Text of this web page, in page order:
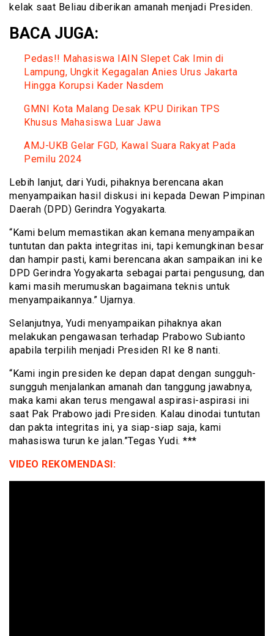
kelak saat Beliau diberikan amanah menjadi Presiden.
BACA JUGA:
Pedas!! Mahasiswa IAIN Slepet Cak Imin di
Lampung, Ungkit Kegagalan Anies Urus Jakarta
Hingga Korupsi Kader Nasdem
GMNI Kota Malang Desak KPU Dirikan TPS
Khusus Mahasiswa Luar Jawa
AMJ-UKB Gelar FGD, Kawal Suara Rakyat Pada
Pemilu 2024
Lebih lanjut, dari Yudi, pihaknya berencana akan
menyampaikan hasil diskusi ini kepada Dewan Pimpinan
Daerah (DPD) Gerindra Yogyakarta.
“Kami belum memastikan akan kemana menyampaikan
tuntutan dan pakta integritas ini, tapi kemungkinan besar
dan hampir pasti, kami berencana akan sampaikan ini ke
DPD Gerindra Yogyakarta sebagai partai pengusung, dan
kami masih merumuskan bagaimana teknis untuk
menyampaikannya.” Ujarnya.
Selanjutnya, Yudi menyampaikan pihaknya akan
melakukan pengawasan terhadap Prabowo Subianto
apabila terpilih menjadi Presiden RI ke 8 nanti.
“Kami ingin presiden ke depan dapat dengan sungguh-
sungguh menjalankan amanah dan tanggung jawabnya,
maka kami akan terus mengawal aspirasi-aspirasi ini
saat Pak Prabowo jadi Presiden. Kalau dinodai tuntutan
dan pakta integritas ini, ya siap-siap saja, kami
mahasiswa turun ke jalan.”Tegas Yudi. ***
VIDEO REKOMENDASI: